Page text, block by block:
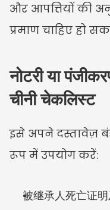
और आपत्तियों की
प्रमाण चाहिए हो
नोटरी या
चीनी चेकलिस्ट
इसे अपने दस्तावेज़
रूप में उपयोग करें:
被继承人死亡证